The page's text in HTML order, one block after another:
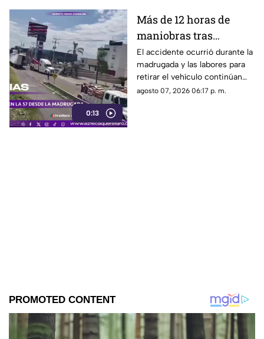
0:13
Más de 12 horas de
maniobras tras
volcadura de unidad
pesada en la carretera
57
El accidente ocurrió durante la
madrugada y las labores para
retirar el vehículo continúan
desde hace más de 12 horas en
agosto 07, 2026 06:17 p. m.